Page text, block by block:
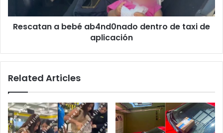
aplicación
Rescatan a bebé ab4nd0nado dentro de taxi de
aplicación
Related Articles